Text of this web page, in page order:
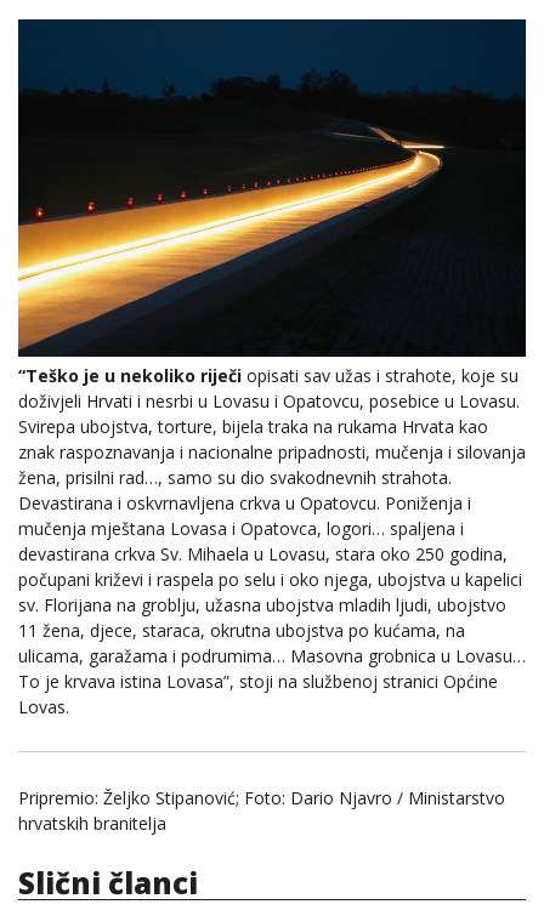
“Teško je u nekoliko riječi opisati sav užas i strahote, koje su
doživjeli Hrvati i nesrbi u Lovasu i Opatovcu, posebice u Lovasu.
Svirepa ubojstva, torture, bijela traka na rukama Hrvata kao
znak raspoznavanja i nacionalne pripadnosti, mučenja i silovanja
žena, prisilni rad…, samo su dio svakodnevnih strahota.
Devastirana i oskvrnavljena crkva u Opatovcu. Poniženja i
mučenja mještana Lovasa i Opatovca, logori… spaljena i
devastirana crkva Sv. Mihaela u Lovasu, stara oko 250 godina,
počupani križevi i raspela po selu i oko njega, ubojstva u kapelici
sv. Florijana na groblju, užasna ubojstva mladih ljudi, ubojstvo
11 žena, djece, staraca, okrutna ubojstva po kućama, na
ulicama, garažama i podrumima… Masovna grobnica u Lovasu…
To je krvava istina Lovasa”, stoji na službenoj stranici Općine
Lovas.
Pripremio: Željko Stipanović; Foto: Dario Njavro / Ministarstvo
hrvatskih branitelja
Slični članci